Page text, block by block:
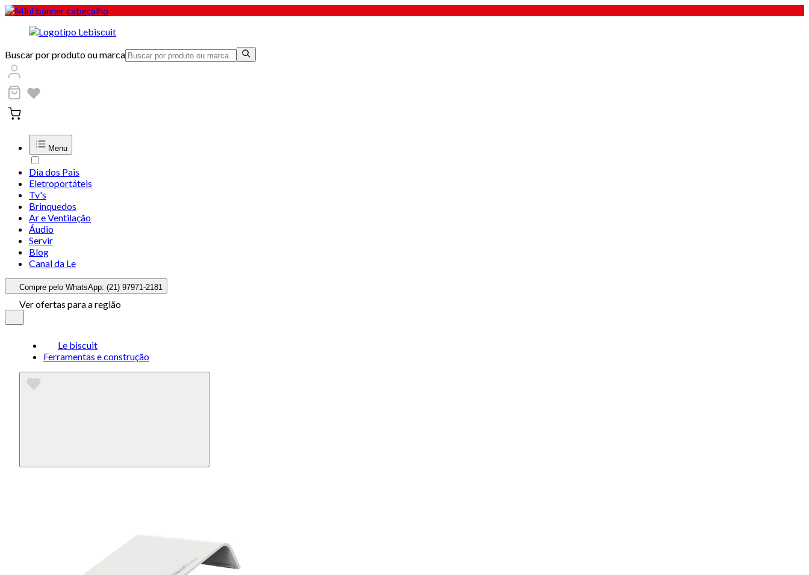
Buscar por produto ou marca
Menu
Dia dos Pais
Eletroportáteis
Tv's
Brinquedos
Ar e Ventilação
Áudio
Servir
Blog
Canal da Le
Compre pelo WhatsApp: (21) 97971-2181
Ver ofertas para a região
Le biscuit
Ferramentas e construção